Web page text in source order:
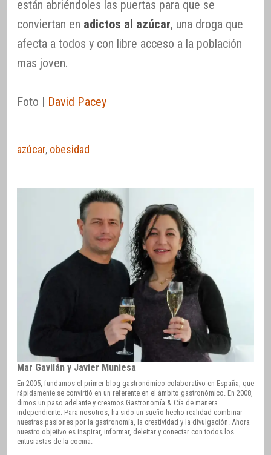
están abriéndoles las puertas para que se
conviertan en adictos al azúcar, una droga que
afecta a todos y con libre acceso a la población
mas joven.
Foto | David Pacey
azúcar, obesidad
Mar Gavilán y Javier Muniesa
En 2005, fundamos el primer blog gastronómico colaborativo en España, que
rápidamente se convirtió en un referente en el ámbito gastronómico. En 2008,
dimos un paso adelante y creamos Gastronomía & Cía de manera
independiente. Para nosotros, ha sido un sueño hecho realidad combinar
nuestras pasiones por la gastronomía, la creatividad y la divulgación. Ahora
nuestro objetivo es inspirar, informar, deleitar y conectar con todos los
entusiastas de la cocina.